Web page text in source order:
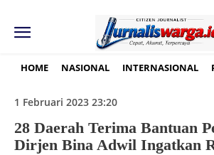
HOME NASIONAL INTERNASIONAL
1 Februari 2023 23:20
28 Daerah Terima Bantuan
Dirjen Bina Adwil Ingatkan